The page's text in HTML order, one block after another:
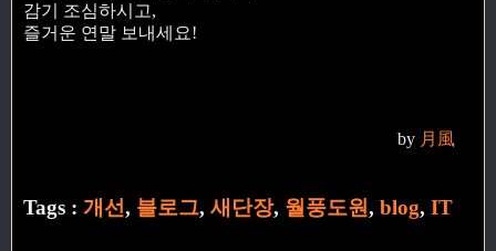
감기 조심하시고,
즐거운 연말 보내세요!
by 月風
Tags : 개선, 블로그, 새단장, 월풍도원, blog, IT